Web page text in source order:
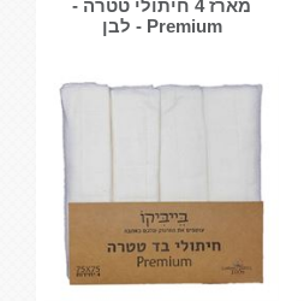
מארז 4 חיתולי טטרה -
Premium - לבן